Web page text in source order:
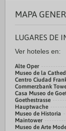
MAPA
LUGARES DE
Ver hoteles en:
Alte Oper
Museo de la
Centro Ciudad
Commerzbank
Casa Museo de
Goethestrasse
Hauptwache
Museo de Historia
Maintower
Museo de Arte